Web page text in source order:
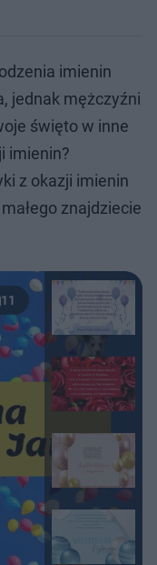
imienin
jednak mężczyźni
święto w inne
imienin?
z okazji imienin
znajdziecie
11